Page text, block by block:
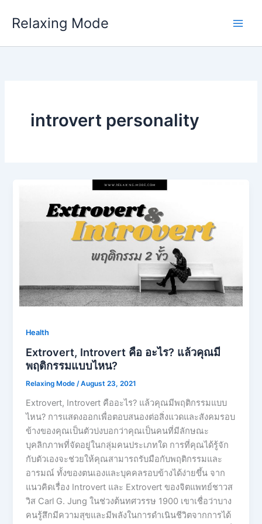
Relaxing Mode
introvert personality
Health
Extrovert, Introvert คือ อะไร? แล้วคุณมี
พฤติกรรมแบบไหน?
Relaxing Mode/August 23, 2021
Extrovert, Introvert คืออะไร? แล้วคุณมีพฤติกรรมแบบ
ไหน? การแสดงออกเพื่อตอบสนองต่อสิ่งแวดและสังคมรอบ
ข้างของคุณเป็นตัวบ่งบอกว่าคุณเป็นคนที่มีลักษณะ
บุคลิกภาพที่จัดอยู่ในกลุ่มคนประเภทใด การที่คุณได้รู้จัก
กับตัวเองจะช่วยให้คุณสามารถรับมือกับพฤติกรรมและ
อารมณ์ ทั้งของตนเองและบุคคลรอบข้างได้ง่ายขึ้น จาก
แนวคิดเรื่อง Introvert และ Extrovert ของจิตแพทย์ชาวส
วิส Carl G. Jung ในช่วงต้นทศวรรษ 1900 เขาเชื่อว่าบาง
คนรู้สึกมีความสุขและมีพลังในการดำเนินชีวิตจากการได้